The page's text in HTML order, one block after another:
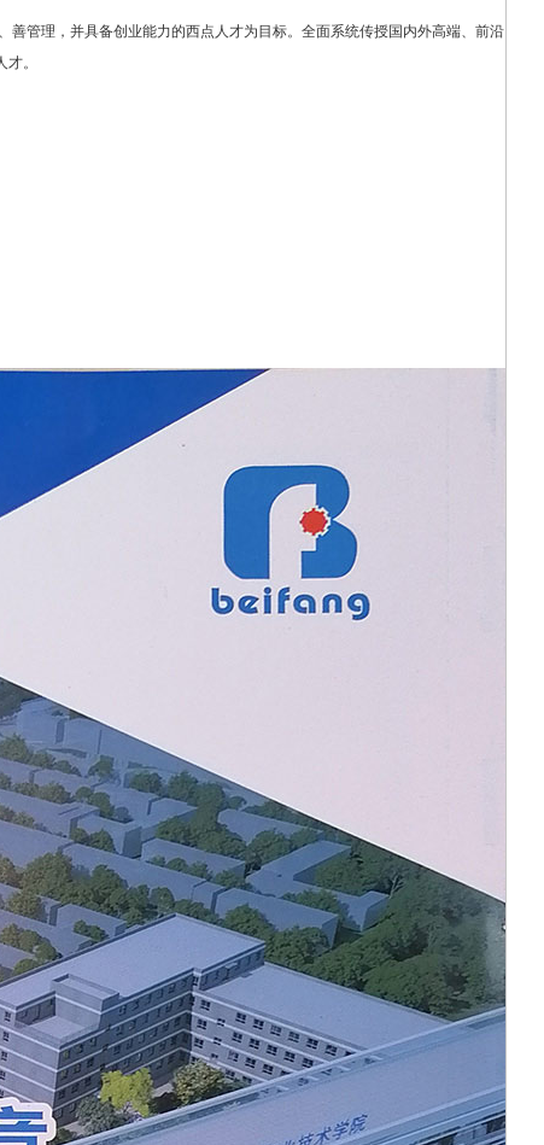
管理，并具备创业能力的西点人才为目标。全面系统传授国内外高端、前沿
。